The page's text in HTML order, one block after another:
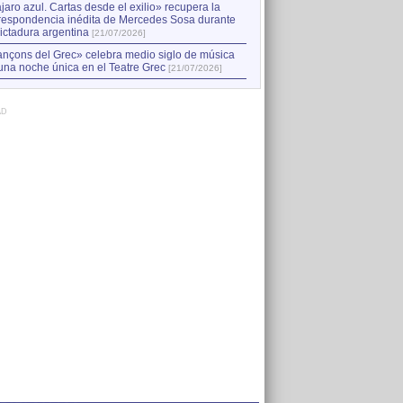
azul. Cartas desde el exilio» recupera la
inédita de Mercedes Sosa durante
argentina [21/07/2026]
del Grec» celebra medio siglo de música
noche única en el Teatre Grec [21/07/2026]